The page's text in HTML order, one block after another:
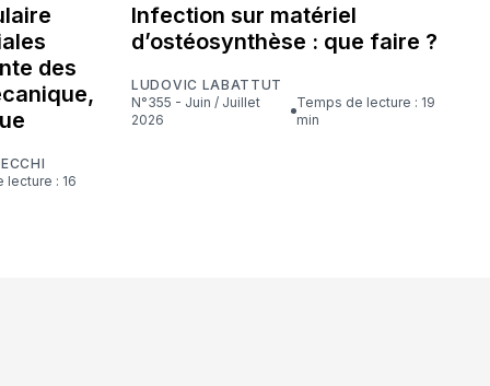
des
Infection sur matériel
d’ostéosynthèse : que faire ?
LUDOVIC LABATTUT
N°355 - Juin / Juillet
2026
Temps de lecture : 19
min